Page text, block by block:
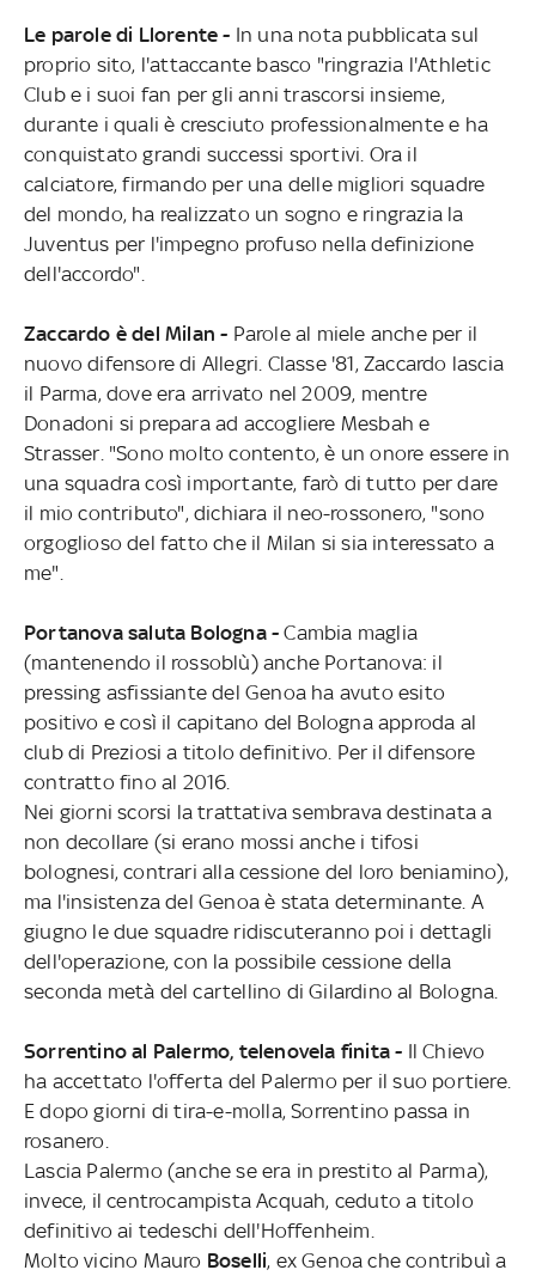
Le parole di Llorente - In una nota pubblicata sul
proprio sito, l'attaccante basco "ringrazia l'Athletic
Club e i suoi fan per gli anni trascorsi insieme,
durante i quali è cresciuto professionalmente e ha
conquistato grandi successi sportivi. Ora il
calciatore, firmando per una delle migliori squadre
del mondo, ha realizzato un sogno e ringrazia la
Juventus per l'impegno profuso nella definizione
dell'accordo".
Zaccardo è del Milan - Parole al miele anche per il
nuovo difensore di Allegri. Classe '81, Zaccardo lascia
il Parma, dove era arrivato nel 2009, mentre
Donadoni si prepara ad accogliere Mesbah e
Strasser. "Sono molto contento, è un onore essere in
una squadra così importante, farò di tutto per dare
il mio contributo", dichiara il neo-rossonero, "sono
orgoglioso del fatto che il Milan si sia interessato a
me".
Portanova saluta Bologna -Cambia maglia
(mantenendo il rossoblù) anche Portanova: il
pressing asfissiante del Genoa ha avuto esito
positivo e così il capitano del Bologna approda al
club di Preziosi a titolo definitivo. Per il difensore
contratto fino al 2016.
Nei giorni scorsi la trattativa sembrava destinata a
non decollare (si erano mossi anche i tifosi
bolognesi, contrari alla cessione del loro beniamino),
ma l'insistenza del Genoa è stata determinante. A
giugno le due squadre ridiscuteranno poi i dettagli
dell'operazione, con la possibile cessione della
seconda metà del cartellino di Gilardino al Bologna.
Sorrentino al Palermo, telenovela finita - Il Chievo
ha accettato l'offerta del Palermo per il suo portiere.
E dopo giorni di tira-e-molla, Sorrentino passa in
rosanero.
Lascia Palermo (anche se era in prestito al Parma),
invece, il centrocampista Acquah, ceduto a titolo
definitivo ai tedeschi dell'Hoffenheim.
Molto vicino Mauro Boselli, ex Genoa che contribuì a